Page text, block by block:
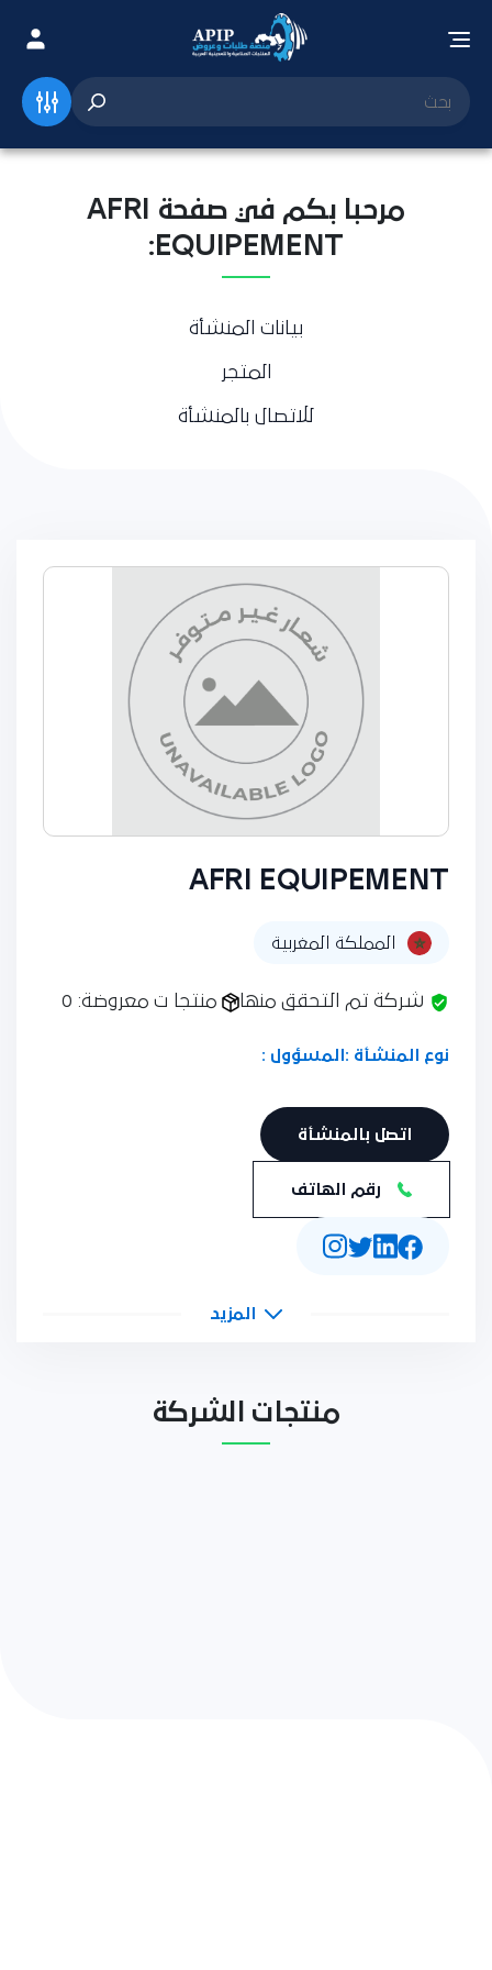
مرحبا بكم في صفحة AFRI
EQUIPEMENT:
بيانات المنشأة
المتجر
للاتصال بالمنشأة
AFRI EQUIPEMENT
المملكة المغربية
شركة تم التحقق منها منتجا ت معروضة: 0
نوع المنشأة : المسؤول :
اتصل بالمنشأة
رقم الهاتف
المزيد
منتجات الشركة